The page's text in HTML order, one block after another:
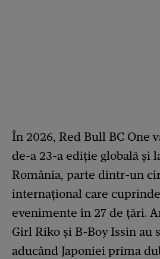
În 2026, Red Bull BC One
de-a 23-a ediție globală și
România, parte dintr-un
internațional care
evenimente în 27 de țări.
Girl Riko și B-Boy Issin au
aducând Japoniei prima